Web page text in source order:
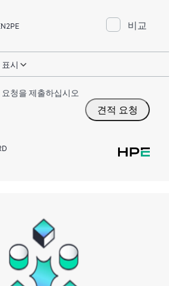
비교
시
청을 제출하십시오
견적 요청